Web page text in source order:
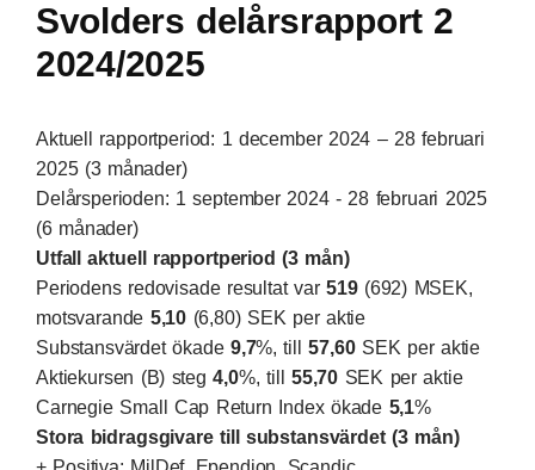
Svolders delårsrapport 2
2024/2025
Aktuell rapportperiod: 1 december 2024 – 28 februari
2025 (3 månader)
Delårsperioden: 1 september 2024 - 28 februari 2025
(6 månader)
Utfall aktuell rapportperiod (3 mån)
Periodens redovisade resultat var 519(692) MSEK,
motsvarande 5,10 (6,80) SEK per aktie
Substansvärdet ökade 9,7%, till57,60SEK per aktie
Aktiekursen (B) steg4,0%, till 55,70 SEK per aktie
Carnegie Small Cap Return Index ökade 5,1%
Stora bidragsgivare till substansvärdet (3 mån)